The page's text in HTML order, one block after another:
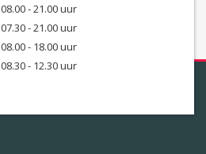
08.00 - 21.00 uur
07.30 - 21.00 uur
08.00 - 18.00 uur
08.30 - 12.30 uur